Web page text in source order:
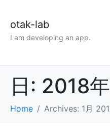
otak-lab
I am developing an app.
日: 2018
Home Archives: 1月